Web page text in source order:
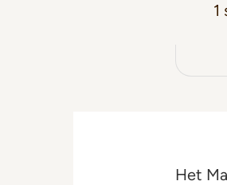
1
Het